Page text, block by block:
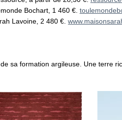
Bochart, 1 460 €.
Lavoine, 2 480 €.
sa formation argileuse. Une terre